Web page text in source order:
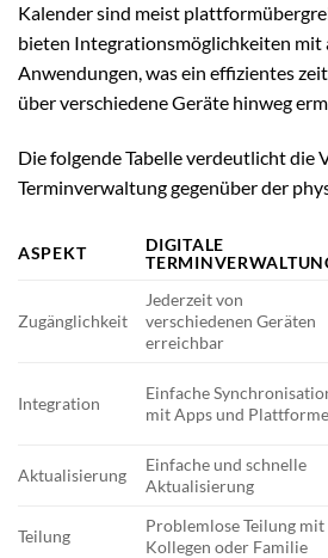
Kalender sind meist
bieten Integrationsmöglichkeiten mit
Anwendungen, was ein effizientes
über verschiedene Geräte hinweg
Die folgende Tabelle verdeutlicht die
Terminverwaltung gegenüber der
ASPEKT
DIGITALE
Zugänglichkeit
Jederzeit von
verschiedenen Geräten
erreichbar
Integration
Einfache
mit Apps und
Aktualisierung
Einfache und schnelle
Aktualisierung
Teilung
Problemlose Teilung mit
Kollegen oder Familie